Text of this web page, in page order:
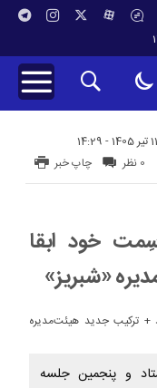
چاپ خبر 0 نظر
خود ابقا
«شبریز»
و پنجمین جلسه